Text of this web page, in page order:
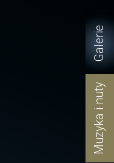
Galerie
Muzyka i nuty